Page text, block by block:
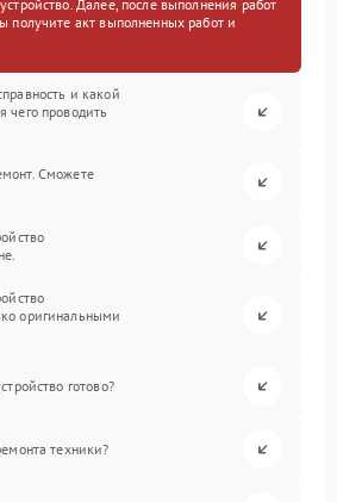
Далее, после выполнения работ
получите акт выполненных работ и
и какой
чего проводить
Сможете
оригинальными
готово?
техники?